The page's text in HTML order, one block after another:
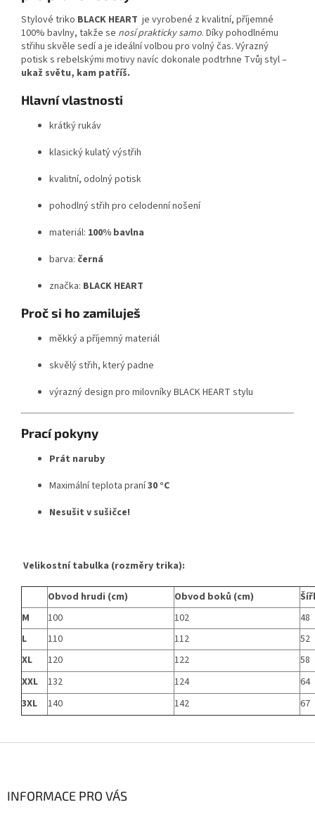
Stylové triko BLACK HEART je vyrobené z kvalitní, příjemné
100% bavlny, takže se nosí prakticky samo. Díky pohodlnému
střihu skvěle sedí a je ideální volbou pro volný čas. Výrazný
potisk s rebelskými motivy navíc dokonale podtrhne Tvůj styl –
ukaž světu, kam patříš.
Hlavní vlastnosti
krátký rukáv
klasický kulatý výstřih
kvalitní, odolný potisk
pohodlný střih pro celodenní nošení
materiál: 100% bavlna
barva: černá
značka: BLACK HEART
Proč si ho zamiluješ
měkký a příjemný materiál
skvělý střih, který padne
výrazný design pro milovníky BLACK HEART stylu
Prací pokyny
Prát naruby
Maximální teplota praní30 °C
Nesušit v sušičce!
Velikostní tabulka (rozměry trika):
Obvod hrudi (cm) Obvod boků (cm)
M
100 102
48
L
110 112
52
XL
120 122
58
XXL
132 124
64
3XL
140 142 67
INFORMACE PRO VÁS